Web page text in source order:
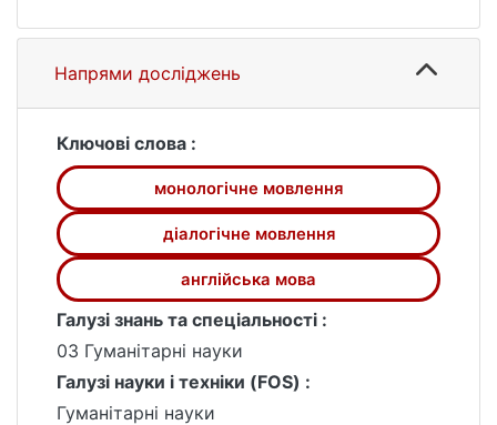
спрямованих на розвиток всіх видів
мовленнєвої діяльності, а саме читання,
говоріння, письма та аудіювання. Тексти
посібнику, є автентичними та
актуальними. Зміст посібника відповідає
програмі нормативного курсу з англійської
мови для філологів.
Посібник призначений для студентів
факультетів іноземних мов, а також тих,
хто вивчає англійську мову самостійно.
Напрями досліджень
Ключові слова :
монологічне мовлення
діалогічне мовлення
англійська мова
Галузі знань та спеціальності :
03 Гуманітарні науки
Галузі науки і техніки (FOS) :
Гуманітарні науки